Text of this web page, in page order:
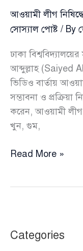
আওয়ামী লীগ
সোস্যাল পোষ্ট / By
ঢাকা
আব্দুল্লাহ (Saiyed
ভিডিও বার্তায়
সম্ভাবনা ও প্রক্রিয়া
করেন, আওয়ামী
খুন, গুম,
আওয়ামী
আব্দুল্লাহ
Read More »
Categories